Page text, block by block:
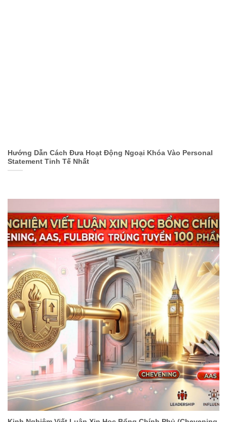
Hướng Dẫn Cách Đưa Hoạt Động Ngoại Khóa Vào Personal
Statement Tinh Tế Nhất